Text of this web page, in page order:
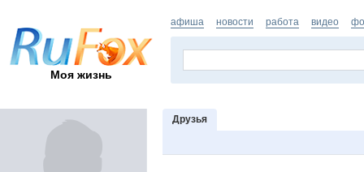
Моя жизнь
афиша новости работа видео
Друзья